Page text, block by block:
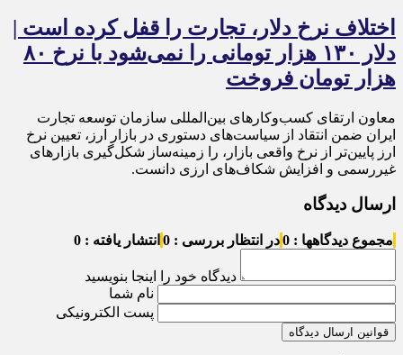
اختلاف نرخ دلار، تجارت را قفل کرده است |
دلار ۱۳۰ هزار تومانی را نمی‌شود با نرخ ۸۰
هزار تومان فروخت
معاون ارتقای کسب‌وکارهای بین‌المللی سازمان توسعه تجارت
ایران ضمن انتقاد از سیاست‌های دستوری در بازار ارز، تعیین نرخ
ارز پایین‌تر از نرخ واقعی بازار، را زمینه‌ساز شکل‌گیری بازارهای
غیررسمی و افزایش شکاف‌های ارزی دانست.
ارسال دیدگاه
مجموع دیدگاهها : 0 در انتظار بررسی : 0 انتشار یافته : 0
دیدگاه خود را اینجا بنویسید
نام شما
پست الکترونیکی
قوانین ارسال دیدگاه